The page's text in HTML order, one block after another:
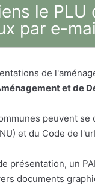
le PLU
par e-
de
et de
peuvent
et du Code de
présentation, un
documents